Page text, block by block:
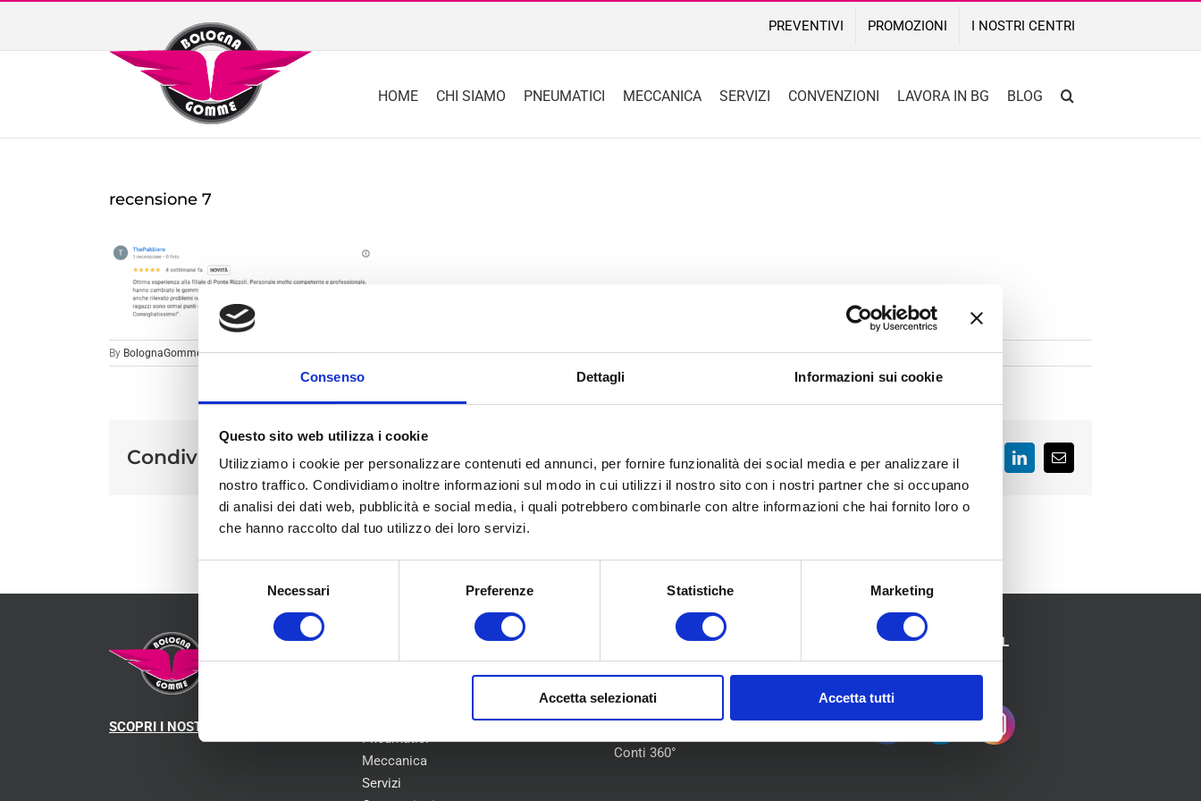
Consenso Dettagli Informazioni sui cookie
Questo sito web utilizza i cookie
Utilizziamo i cookie per personalizzare contenuti ed annunci, per fornire funzionalità dei social media e per analizzare il
nostro traffico. Condividiamo inoltre informazioni sul modo in cui utilizzi il nostro sito con i nostri partner che si occupano
di analisi dei dati web, pubblicità e social media, i quali potrebbero combinarle con altre informazioni che hai fornito loro o
che hanno raccolto dal tuo utilizzo dei loro servizi.
del
Necessari Preferenze Statistiche Marketing
Accetta selezionati Accetta tutti
content
PREVENTIVI PROMOZIONI I NOSTRI CENTRI
HOME CHI SIAMO PNEUMATICI MECCANICA SERVIZI CONVENZIONI LAVORA IN BG BLOG
recensione 7
By BolognaGomme |
Condividi sui social FacebookLinkedInEmail
SCOPRI I NOSTRI CENTRI
Pneumatici
Meccanica
Servizi
COLLABORAZIONI
Conti 360°
SEGUICI SUI SOCIAL